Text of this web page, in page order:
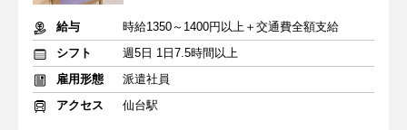
給与
時給1350～1400円以上＋交通費全額支給
シフト
週5日 1日7.5時間以上
雇用形態
派遣社員
アクセス
仙台駅